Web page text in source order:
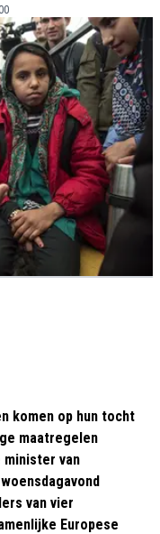
komen op hun tocht
maatregelen
minister van
van vier
Europese